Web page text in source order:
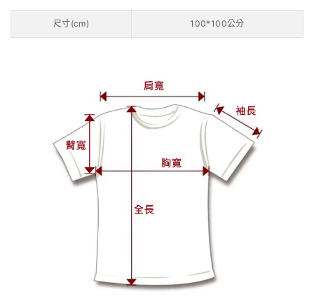
尺寸(cm) 100*100公分